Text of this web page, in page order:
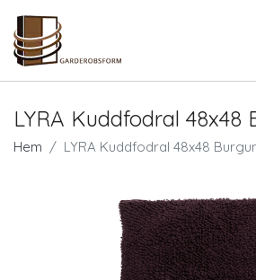
LYRA Kuddfodral 48x48
Hem LYRA Kuddfodral 48x48